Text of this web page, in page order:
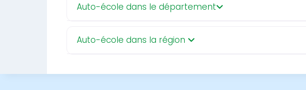
Auto-école dans le département
Auto-école dans la région